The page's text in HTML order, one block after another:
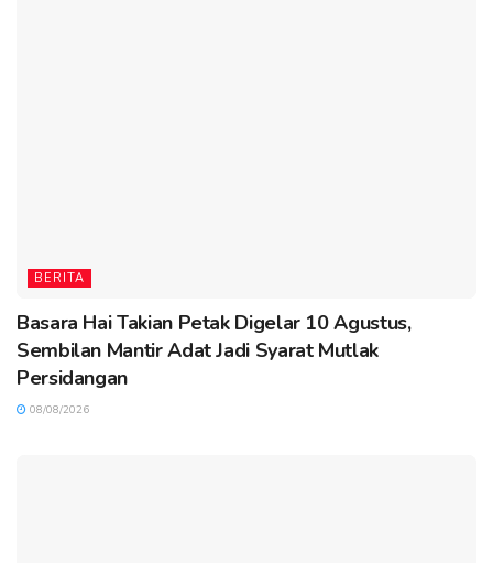
BERITA
Basara Hai Takian Petak Digelar 10 Agustus,
Sembilan Mantir Adat Jadi Syarat Mutlak
Persidangan
08/08/2026